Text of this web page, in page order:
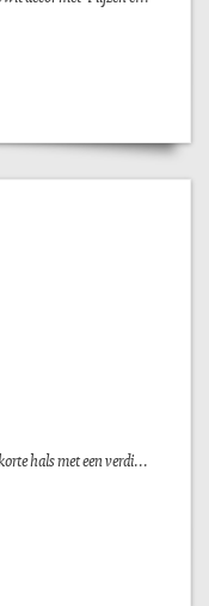
hals met een verdi...